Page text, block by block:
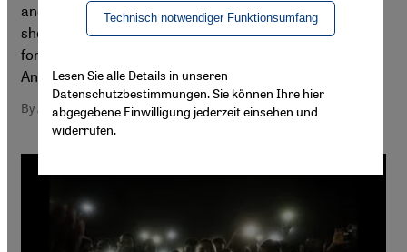
and the present government seems ill-equipped to
shoulder the country's considerable challenges. It is time
for external stakeholders to name their terms, says
Annette Weber
By Annette Weber
Technisch notwendiger Funktionsumfang
Lesen Sie alle Details in unseren
Datenschutzbestimmungen. Sie können Ihre hier
abgegebene Einwilligung jederzeit einsehen und
widerrufen.